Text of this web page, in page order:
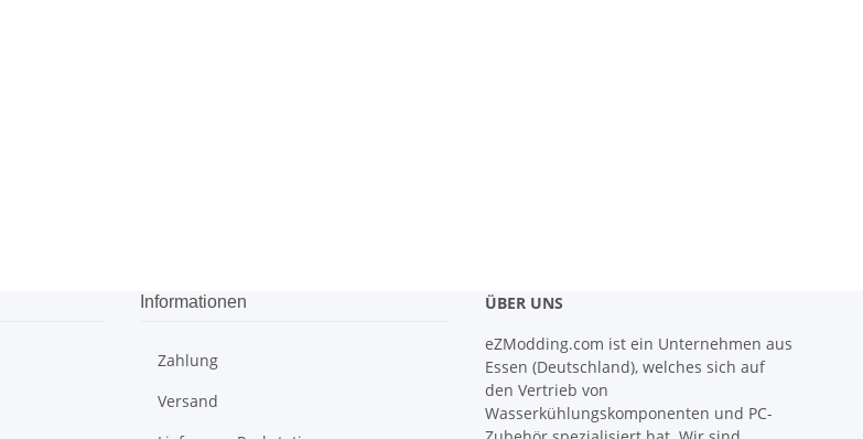
Informationen
Zahlung
Versand
ÜBER UNS
eZModding.com ist ein Unternehmen aus
Essen (Deutschland), welches sich auf
den Vertrieb von
Wasserkühlungskomponenten und PC-